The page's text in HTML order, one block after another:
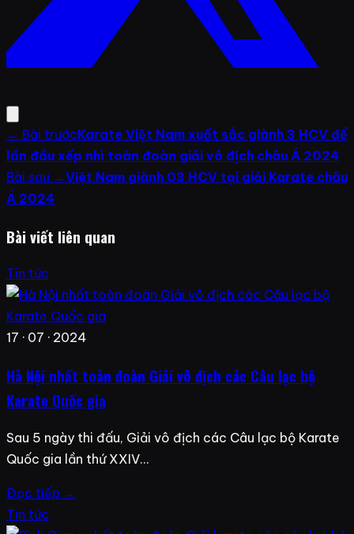
← Bài trướcKarate Việt Nam xuất sắc giành 3 HCV để
lần đầu xếp nhì toàn đoàn giải vô địch châu Á 2024
Bài sau →Việt Nam giành 03 HCV tại giải Karate châu
Á 2024
Bài viết liên quan
Tin tức
17 · 07 · 2024
Hà Nội nhất toàn đoàn Giải vô địch các Câu lạc bộ
Karate Quốc gia
Sau 5 ngày thi đấu, Giải vô địch các Câu lạc bộ Karate
Quốc gia lần thứ XXIV…
Đọc tiếp →
Tin tức